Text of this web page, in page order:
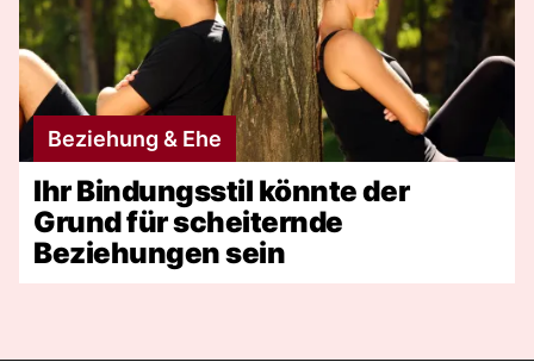
Beziehung & Ehe
Ihr Bindungsstil könnte der
Grund für scheiternde
Beziehungen sein